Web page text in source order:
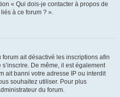
« Qui dois-je contacter à propos de
à ce forum ? ».
forum ait désactivé les inscriptions afin
De même, il est également
ait banni votre adresse IP ou interdit
souhaitez utiliser. Pour plus
du forum.